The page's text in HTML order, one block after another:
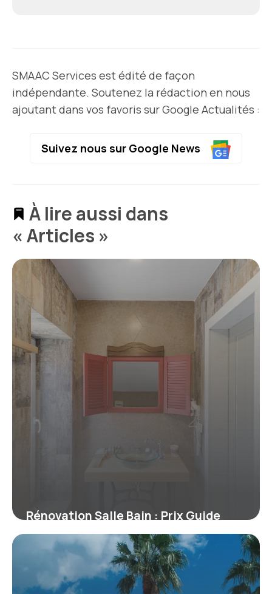
SMAAC Services est édité de façon
indépendante. Soutenez la rédaction en nous
ajoutant dans vos favoris sur Google Actualités :
Suivez nous sur Google News
À lire aussi dans
« Articles »
Rénovation Salle Bain : Prix Guide
2026
11 juillet 2026